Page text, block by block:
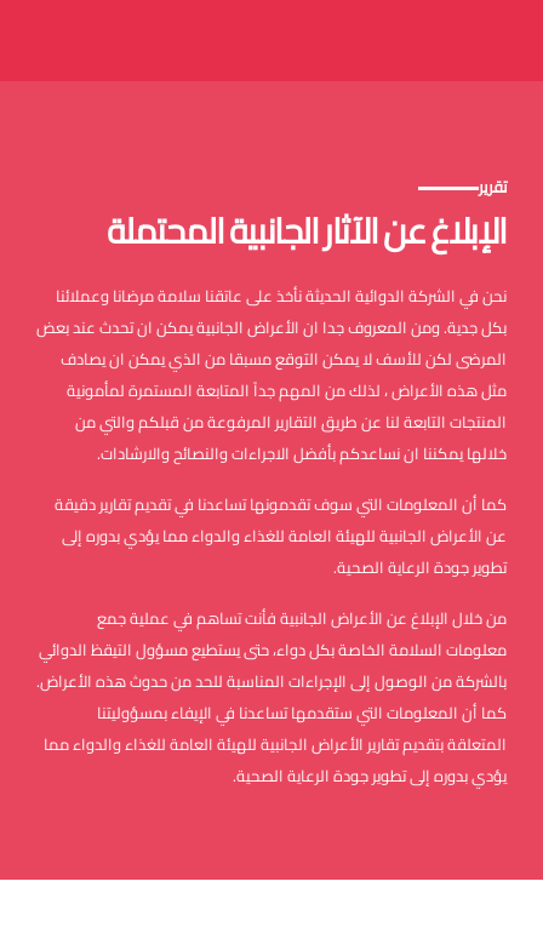
تقرير
الإبلاغ عن الآثار الجانبية المحتملة
نحن في الشركة الدوائية الحديثة نأخذ على عاتقنا سلامة مرضانا وعملائنا
بكل جدية. ومن المعروف جدا ان الأعراض الجانبية يمكن ان تحدث عند بعض
المرضى لكن للأسف لا يمكن التوقع مسبقا من الذي يمكن ان يصادف
مثل هذه الأعراض ، لذلك من المهم جداً المتابعة المستمرة لمأمونية
المنتجات التابعة لنا عن طريق التقارير المرفوعة من قبلكم والتي من
خلالها يمكننا ان نساعدكم بأفضل الاجراءات والنصائح والارشادات.
كما أن المعلومات التي سوف تقدمونها تساعدنا في تقديم تقارير دقيقة
عن الأعراض الجانبية للهيئة العامة للغذاء والدواء مما يؤدي بدوره إلى
تطوير جودة الرعاية الصحية.
من خلال الإبلاغ عن الأعراض الجانبية فأنت تساهم في عملية جمع
معلومات السلامة الخاصة بكل دواء، حتى يستطيع مسؤول التيقظ الدوائي
بالشركة من الوصول إلى الإجراءات المناسبة للحد من حدوث هذه الأعراض.
كما أن المعلومات التي ستقدمها تساعدنا في الإيفاء بمسؤوليتنا
المتعلقة بتقديم تقارير الأعراض الجانبية للهيئة العامة للغذاء والدواء مما
يؤدي بدوره إلى تطوير جودة الرعاية الصحية.